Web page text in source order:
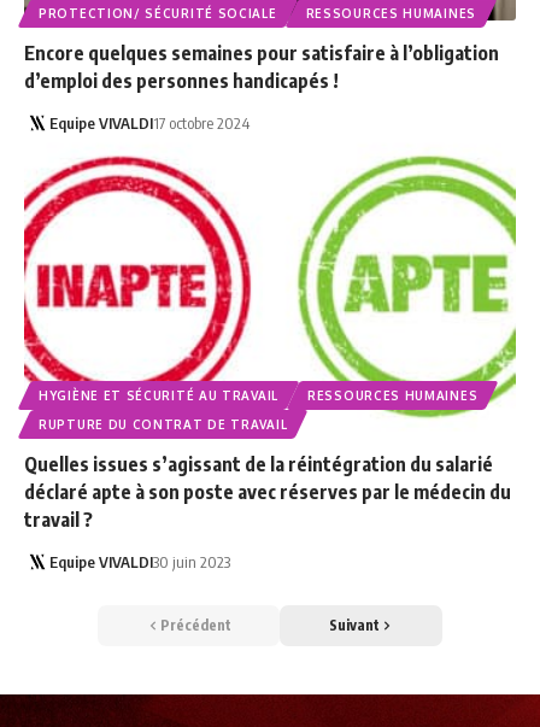
PROTECTION/ SÉCURITÉ SOCIALE
RESSOURCES HUMAINES
Encore quelques semaines pour satisfaire à l’obligation
d’emploi des personnes handicapés !
Equipe VIVALDI17 octobre 2024
HYGIÈNE ET SÉCURITÉ AU TRAVAIL
RESSOURCES HUMAINES
RUPTURE DU CONTRAT DE TRAVAIL
Quelles issues s’agissant de la réintégration du salarié
déclaré apte à son poste avec réserves par le médecin du
travail ?
Equipe VIVALDI30 juin 2023
Précédent Suivant